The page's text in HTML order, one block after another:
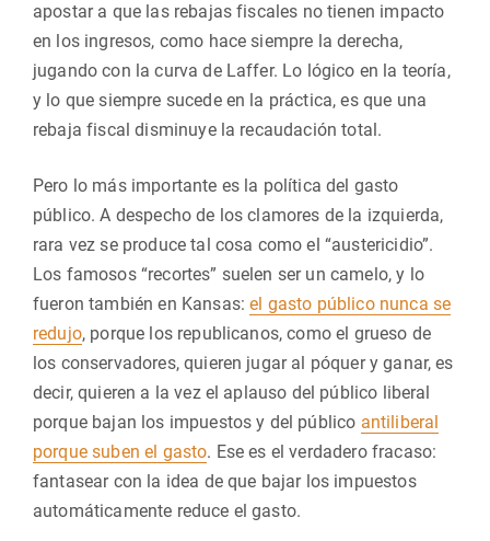
apostar a que las rebajas fiscales no tienen impacto
en los ingresos, como hace siempre la derecha,
jugando con la curva de Laffer. Lo lógico en la teoría,
y lo que siempre sucede en la práctica, es que una
rebaja fiscal disminuye la recaudación total.
Pero lo más importante es la política del gasto
público. A despecho de los clamores de la izquierda,
rara vez se produce tal cosa como el “austericidio”.
Los famosos “recortes” suelen ser un camelo, y lo
fueron también en Kansas:el gasto público nunca se
redujo, porque los republicanos, como el grueso de
los conservadores, quieren jugar al póquer y ganar, es
decir, quieren a la vez el aplauso del público liberal
porque bajan los impuestos y del público antiliberal
porque suben el gasto. Ese es el verdadero fracaso:
fantasear con la idea de que bajar los impuestos
automáticamente reduce el gasto.